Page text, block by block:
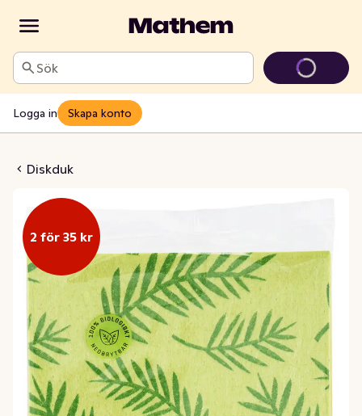
Sök
Logga in Skapa konto
Diskduk
Med Tryck
2 för 35 kr